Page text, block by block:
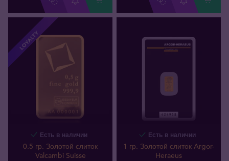
LOYALTY
Есть в наличии
0.5 гр. Золотой слиток
Valcambi Suisse
Есть в наличии
1 гр. Золотой слиток Argor-
Heraeus